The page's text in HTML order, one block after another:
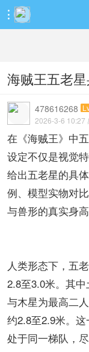

海贼王五老
478616268
2026-3-6 10:27
在《海贼王》中
设定不仅是视觉
给出五老星的具
例、模型实物对
与兽形的真实身高
人类形态下，五
2.8至3.0米。其
与木星为最高二
约2.8至2.9米。
处于同一梯队，